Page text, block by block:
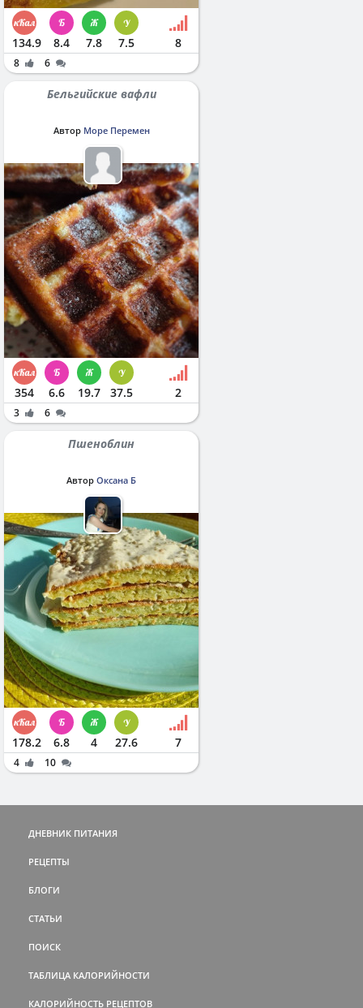
134.9 8.4 7.8 7.5 8
8 6
Бельгийские вафли
Автор Море Перемен
354 6.6 19.7 37.5 2
3 6
Пшеноблин
Автор Оксана Б
178.2 6.8 4 27.6 7
4 10
ДНЕВНИК ПИТАНИЯ
РЕЦЕПТЫ
БЛОГИ
СТАТЬИ
ПОИСК
ТАБЛИЦА КАЛОРИЙНОСТИ
КАЛОРИЙНОСТЬ РЕЦЕПТОВ